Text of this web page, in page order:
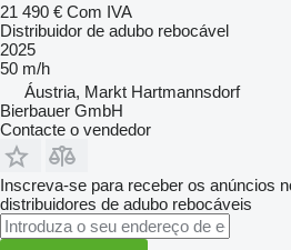
21 490 € Com IVA
Distribuidor de adubo rebocável
2025
50 m/h
Áustria, Markt Hartmannsdorf
Bierbauer GmbH
Contacte o vendedor
Inscreva-se para receber os anúncios
distribuidores de adubo rebocáveis